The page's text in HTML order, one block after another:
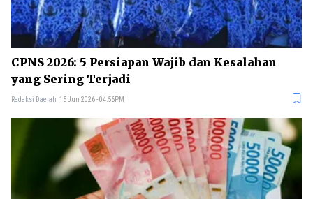
CPNS 2026: 5 Persiapan Wajib dan Kesalahan
yang Sering Terjadi
Redaksi Daerah 15 Jun 2026 - 04:56PM